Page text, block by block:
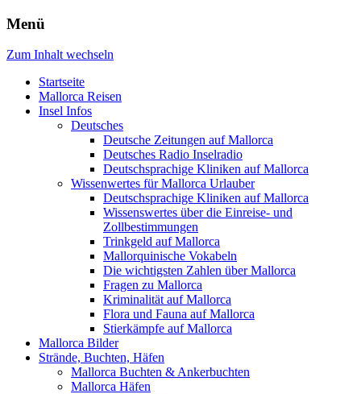
Menü
Zum Inhalt wechseln
Startseite
Mallorca Reisen
Insel Infos
Deutsches
Deutsche Zeitungen auf Mallorca
Deutsches Radio Inselradio
Deutschsprachige Kliniken auf Mallorca
Wissenwertes für Mallorca Urlauber
Deutschsprachige Kliniken auf Mallorca
Wissenswertes über die Einreise- und
Zollbestimmungen
Trinkgeld auf Mallorca
Mallorquinische Vokabeln
Die wichtigsten Zahlen über Mallorca
Fragen zu Mallorca
Kriminalität auf Mallorca
Flora und Fauna auf Mallorca
Stierkämpfe auf Mallorca
Mallorca Bilder
Strände, Buchten, Häfen
Mallorca Buchten & Ankerbuchten
Mallorca Häfen